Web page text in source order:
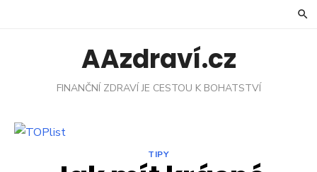
AAzdraví.cz
FINANČNÍ ZDRAVÍ JE CESTOU K BOHATSTVÍ
TIPY